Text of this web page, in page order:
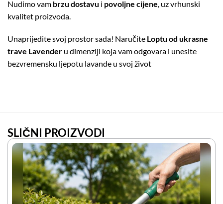
Nudimo vam brzu dostavu i povoljne cijene, uz vrhunski
kvalitet proizvoda.
Unaprijedite svoj prostor sada! Naručite Loptu od ukrasne
trave Lavender u dimenziji koja vam odgovara i unesite
bezvremensku ljepotu lavande u svoj život
SLIČNI PROIZVODI